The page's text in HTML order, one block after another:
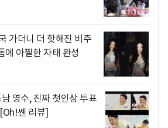
가더니 더 핫해진 비주
아찔한 자태 완성
영수, 진짜 첫인상 투표
쎈 리뷰]